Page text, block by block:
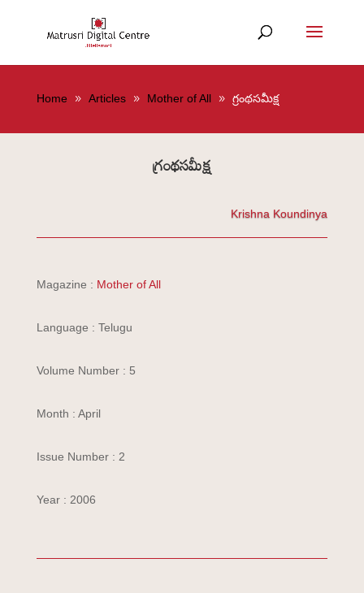
Home Articles Mother of All గ్రంథసమీక్ష
గ్రంథసమీక్ష
Krishna Koundinya
Magazine : Mother of All
Language : Telugu
Volume Number : 5
Month : April
Issue Number : 2
Year : 2006